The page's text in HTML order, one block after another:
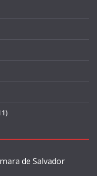
de Salvador